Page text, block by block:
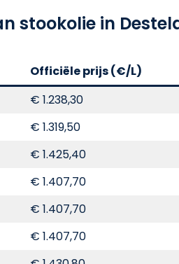
stookolie in
Officiële prijs (€/L)
€ 1.238,30
€ 1.319,50
€ 1.425,40
€ 1.407,70
€ 1.407,70
€ 1.407,70